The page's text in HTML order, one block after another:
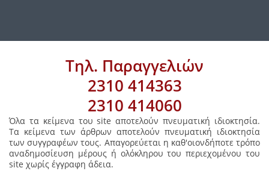
Τηλ. Παραγγελιών
2310 414363
2310 414060
Όλα τα κείμενα του site αποτελούν πνευματική ιδιοκτησία.
Τα κείμενα των άρθρων αποτελούν πνευματική ιδιοκτησία
των συγγραφέων τους. Απαγορεύεται η καθ'οιονδήποτε τρόπο
αναδημοσίευση μέρους ή ολόκληρου του περιεχομένου του
site χωρίς έγγραφη άδεια.